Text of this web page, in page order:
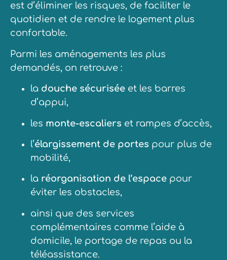
est d’éliminer les risques, de faciliter le
quotidien et de rendre le logement plus
confortable.
Parmi les aménagements les plus
demandés, on retrouve :
la douche sécurisée et les barres
d’appui,
les monte-escaliers et rampes d’accès,
l’élargissement de portes pour plus de
mobilité,
la réorganisation de l’espace pour
éviter les obstacles,
ainsi que des services
complémentaires comme l’aide à
domicile, le portage de repas ou la
téléassistance.